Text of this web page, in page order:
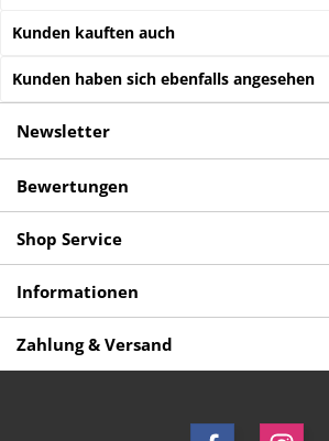
Kunden kauften auch
Kunden haben sich ebenfalls angesehen
Newsletter
Bewertungen
Shop Service
Informationen
Zahlung & Versand